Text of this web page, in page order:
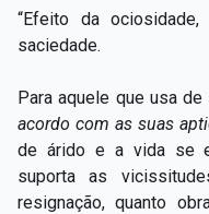
“Efeito da
saciedade.
Para aquele que usa
acordo com as suas
de árido e a vida se
suporta as
resignação, quanto